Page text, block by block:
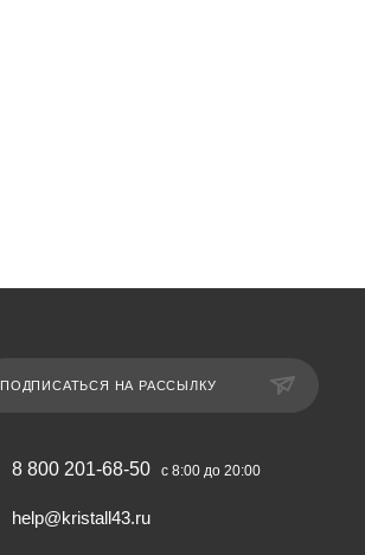
ПОДПИСАТЬСЯ НА РАССЫЛКУ
8 800 201-68-50 с 8:00 до 20:00
help@kristall43.ru